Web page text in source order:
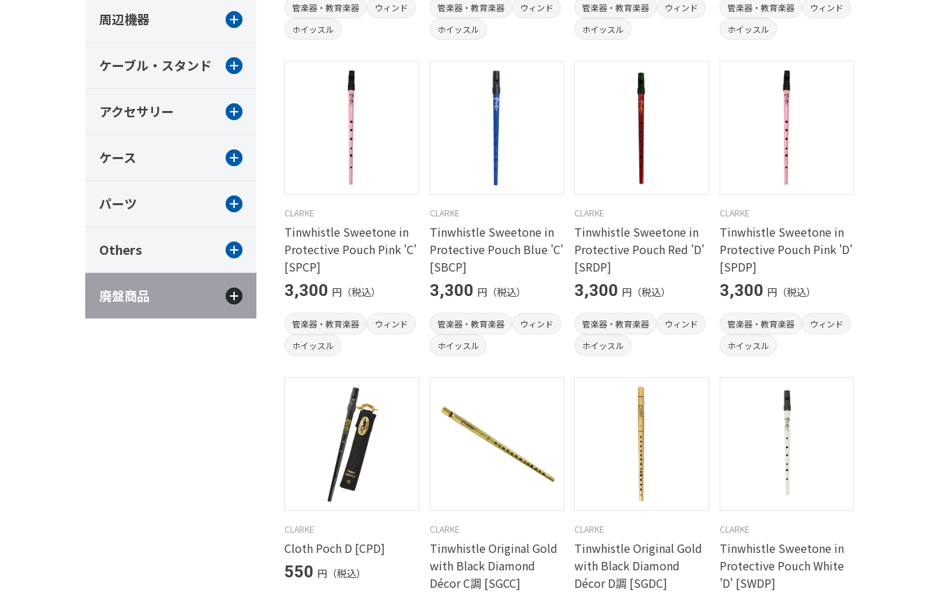
管楽器・教育楽器
ウィンド
ホイッスル
管楽器・教育楽器
ウィンド
ホイッスル
管楽器・教育楽器
ウィンド
ホイッスル
管楽器・教育楽器
ウィンド
ホイッスル
CLARKE
Tinwhistle Sweetone in
Protective Pouch Pink 'C'
[SPCP]
3,300 円（税込）
管楽器・教育楽器
ウィンド
ホイッスル
CLARKE
Tinwhistle Sweetone in
Protective Pouch Blue 'C'
[SBCP]
3,300 円（税込）
管楽器・教育楽器
ウィンド
ホイッスル
CLARKE
Tinwhistle Sweetone in
Protective Pouch Red 'D'
[SRDP]
3,300 円（税込）
管楽器・教育楽器
ウィンド
ホイッスル
CLARKE
Tinwhistle Sweetone in
Protective Pouch Pink 'D'
[SPDP]
3,300 円（税込）
管楽器・教育楽器
ウィンド
ホイッスル
CLARKE
Cloth Poch D [CPD]
550 円（税込）
CLARKE
Tinwhistle Original Gold
with Black Diamond
Décor C調 [SGCC]
CLARKE
Tinwhistle Original Gold
with Black Diamond
Décor D調 [SGDC]
CLARKE
Tinwhistle Sweetone in
Protective Pouch White
'D' [SWDP]
周辺機器
ケーブル・スタンド
アクセサリー
ケース
パーツ
Others
廃盤商品